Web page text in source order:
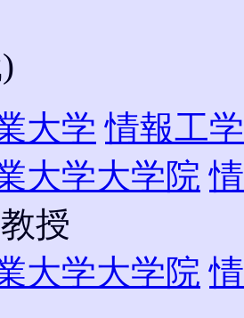
大学 情報工
大学大学院
教授
大学大学院